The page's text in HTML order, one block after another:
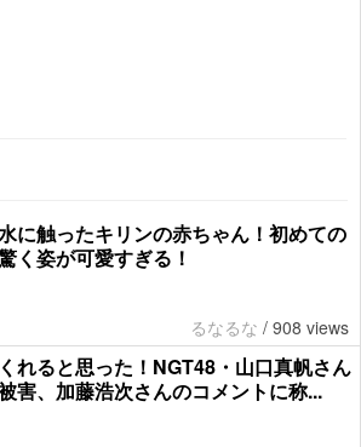
に触ったキリンの赤ちゃん！初めての
く姿が可愛すぎる！
るなるな / 908 views
れると思った！NGT48・山口真帆さん
害、加藤浩次さんのコメントに称...